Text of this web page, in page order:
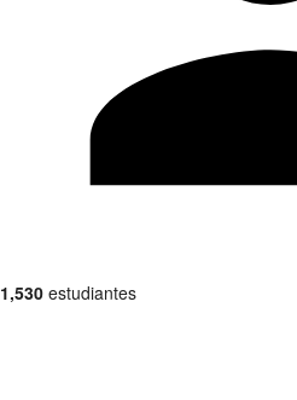
1,530 estudiantes